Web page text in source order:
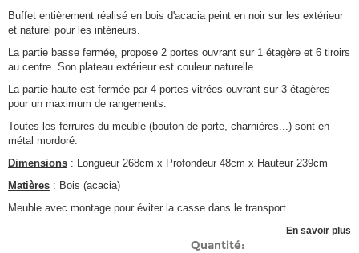
Buffet entièrement réalisé en bois d'acacia peint en noir sur les extérieur
et naturel pour les intérieurs.
La partie basse fermée, propose 2 portes ouvrant sur 1 étagère et 6 tiroirs
au centre. Son plateau extérieur est couleur naturelle.
La partie haute est fermée par 4 portes vitrées ouvrant sur 3 étagères
pour un maximum de rangements.
Toutes les ferrures du meuble (bouton de porte, charnières...) sont en
métal mordoré.
Dimensions : Longueur 268cm x Profondeur 48cm x Hauteur 239cm
Matières : Bois (acacia)
Meuble avec montage pour éviter la casse dans le transport
En savoir plus
Quantité: